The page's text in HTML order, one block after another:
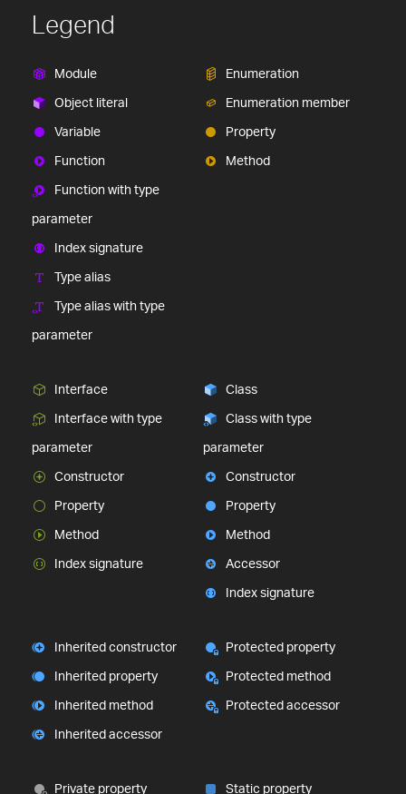
Legend
Module
Object literal
Variable
Function
Function with type
parameter
Index signature
Type alias
Type alias with type
parameter
Enumeration
Enumeration member
Property
Method
Interface
Interface with type
parameter
Constructor
Property
Method
Index signature
Class
Class with type
parameter
Constructor
Property
Method
Accessor
Index signature
Inherited constructor
Inherited property
Inherited method
Inherited accessor
Protected property
Protected method
Protected accessor
Private property
Static property